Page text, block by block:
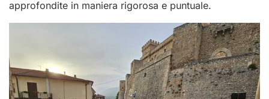
approfondite in maniera rigorosa e puntuale.